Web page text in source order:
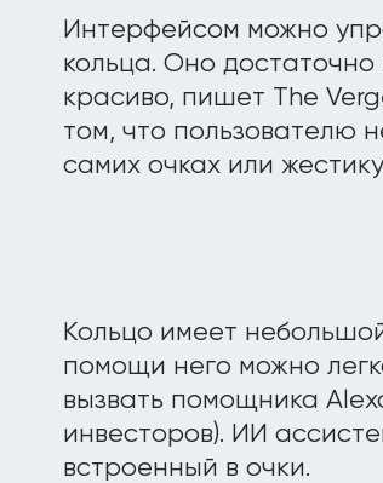
Интерфейсом можно
кольца. Оно достаточно
красиво, пишет The
том, что пользователю
самих очках или
Кольцо имеет
помощи него можно
вызвать помощника
инвесторов). ИИ
встроенный в очки.